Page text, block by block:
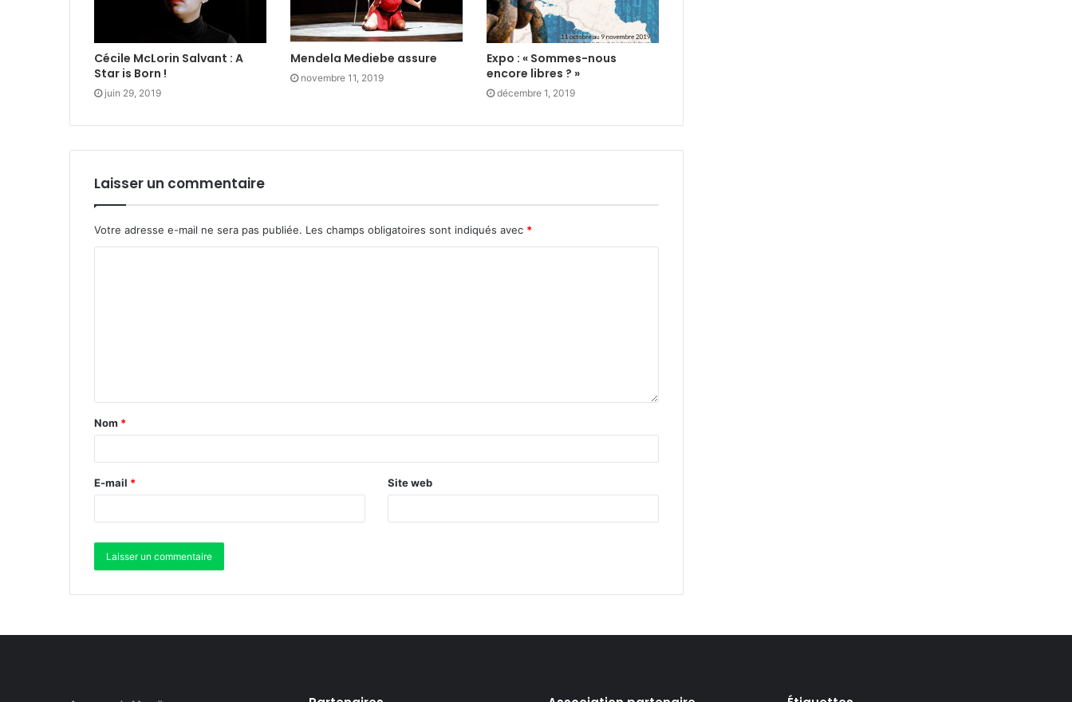
Cécile McLorin Salvant : A
Star is Born !
juin 29, 2019
Mendela Mediebe assure
novembre 11, 2019
Expo : « Sommes-nous
encore libres ? »
décembre 1, 2019
Laisser un commentaire
Votre adresse e-mail ne sera pas publiée. Les champs obligatoires sont indiqués avec *
Nom *
E-mail * Site web